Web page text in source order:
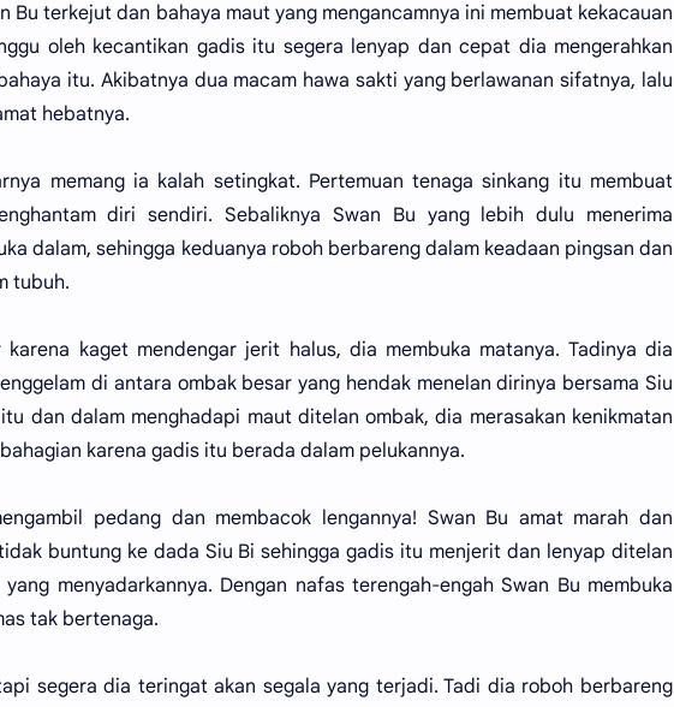
Bu terkejut dan bahaya maut yang mengancamnya ini membuat kekacauan
oleh kecantikan gadis itu segera lenyap dan cepat dia mengerahkan
itu. Akibatnya dua macam hawa sakti yang berlawanan sifatnya, lalu
hebatnya.
memang ia kalah setingkat. Pertemuan tenaga sinkang itu membuat
diri sendiri. Sebaliknya Swan Bu yang lebih dulu menerima
dalam, sehingga keduanya roboh berbareng dalam keadaan pingsan dan
tubuh.
kaget mendengar jerit halus, dia membuka matanya. Tadinya dia
di antara ombak besar yang hendak menelan dirinya bersama Siu
dan dalam menghadapi maut ditelan ombak, dia merasakan kenikmatan
karena gadis itu berada dalam pelukannya.
pedang dan membacok lengannya! Swan Bu amat marah dan
buntung ke dada Siu Bi sehingga gadis itu menjerit dan lenyap ditelan
menyadarkannya. Dengan nafas terengah-engah Swan Bu membuka
tak bertenaga.
segera dia teringat akan segala yang terjadi. Tadi dia roboh berbareng